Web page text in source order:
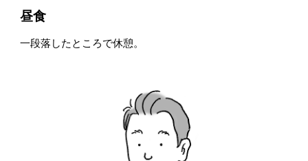
昼食
一段落したところで休憩。